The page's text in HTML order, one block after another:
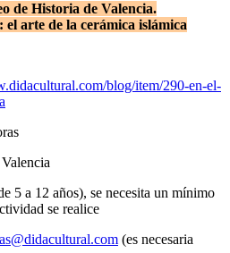
de Historia de Valencia.
arte de la cerámica islámica
blog/item/290-en-el-
5 a 12 años), se necesita un mínimo
se realice
(es necesaria